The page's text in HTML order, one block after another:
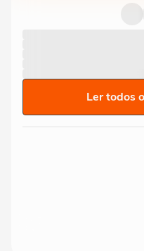
contra
Ler todos